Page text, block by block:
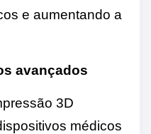
e aumentando a
avançados
3D
médicos